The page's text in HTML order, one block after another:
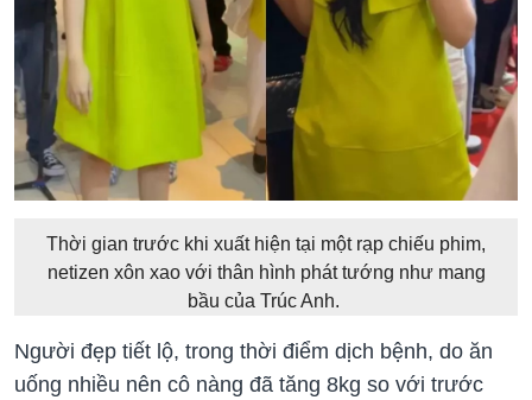
Thời gian trước khi xuất hiện tại một rạp chiếu phim,
netizen xôn xao với thân hình phát tướng như mang
bầu của Trúc Anh.
Người đẹp tiết lộ, trong thời điểm dịch bệnh, do ăn
uống nhiều nên cô nàng đã tăng 8kg so với trước